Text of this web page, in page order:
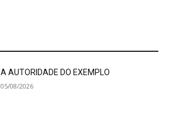
A AUTORIDADE DO EXEMPLO
05/08/2026